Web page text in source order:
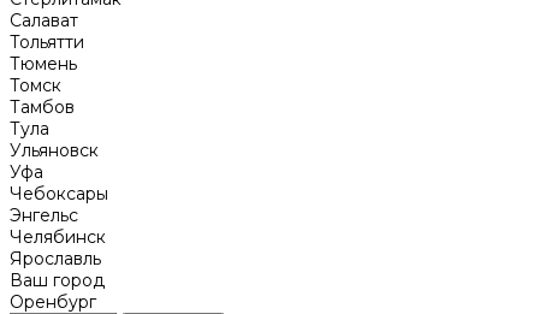
Салават
Тольятти
Тюмень
Томск
Тамбов
Тула
Ульяновск
Уфа
Чебоксары
Энгельс
Челябинск
Ярославль
Ваш город
Оренбург